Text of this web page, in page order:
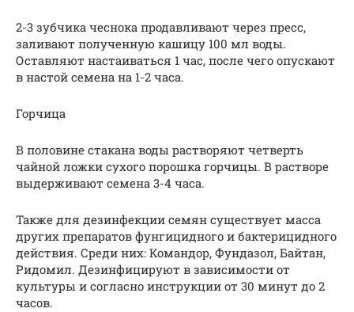
2-3 зубчика чеснока продавливают через пресс,
заливают полученную кашицу 100 мл воды.
Оставляют настаиваться 1 час, после чего опускают
в настой семена на 1-2 часа.
Горчица
В половине стакана воды растворяют четверть
чайной ложки сухого порошка горчицы. В растворе
выдерживают семена 3-4 часа.
Также для дезинфекции семян существует масса
других препаратов фунгицидного и бактерицидного
действия. Среди них: Командор, Фундазол, Байтан,
Ридомил. Дезинфицируют в зависимости от
культуры и согласно инструкции от 30 минут до 2
часов.